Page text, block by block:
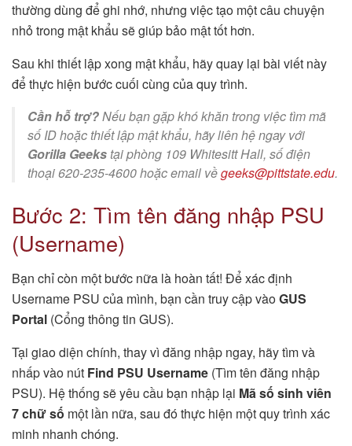
thường dùng để ghi nhớ, nhưng việc tạo một câu chuyện
nhỏ trong mật khẩu sẽ giúp bảo mật tốt hơn.
Sau khi thiết lập xong mật khẩu, hãy quay lại bài viết này
để thực hiện bước cuối cùng của quy trình.
Cần hỗ trợ?Nếu bạn gặp khó khăn trong việc tìm mã
số ID hoặc thiết lập mật khẩu, hãy liên hệ ngay với
Gorilla Geeks tại phòng 109 Whitesitt Hall, số điện
thoại 620-235-4600 hoặc email vềgeeks@pittstate.edu.
Bước 2: Tìm tên đăng nhập PSU
(Username)
Bạn chỉ còn một bước nữa là hoàn tất! Để xác định
Username PSU của mình, bạn cần truy cập vàoGUS
Portal (Cổng thông tin GUS).
Tại giao diện chính, thay vì đăng nhập ngay, hãy tìm và
nhấp vào nút Find PSU Username (Tìm tên đăng nhập
PSU). Hệ thống sẽ yêu cầu bạn nhập lại Mã số sinh viên
7 chữ số một lần nữa, sau đó thực hiện một quy trình xác
minh nhanh chóng.